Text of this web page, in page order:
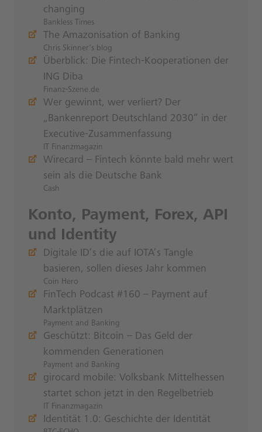
changing
Bankless Times
The Amazonisation of Banking
Chris Skinner's blog
Überblick: Die Fintech-Kooperationen der
ING Diba
Finanz-Szene.de
Wer gewinnt, wer verliert? Der
„Bankenreport Deutschland 2030“ in der
Executive-Zusammenfassung
IT Finanzmagazin
Wirecard – Fintech könnte bald mehr wert
sein als die Deutsche Bank
Cash
Konto, Payment, Forex, API
und Identity
Digitale ID’s die auf IOTA’s Tangle
basieren, sollen dieses Jahr kommen
Coin Hero
FinTech Podcast #160 – Payment auf
Marktplätzen
Payment and Banking
Geschützt: Bitcoin – Das Geld der
kommenden Generationen
Payment and Banking
girocard mobile: Volksbank Mittelhessen
startet schon jetzt in den Regelbetrieb
IT Finanzmagazin
Identität 1.0: Geschichte der Identität